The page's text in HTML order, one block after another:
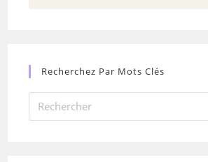
Recherchez Par Mots Clés